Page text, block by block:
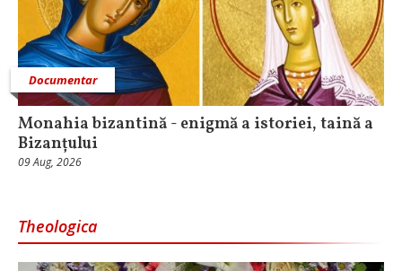
Documentar
Monahia bizantină - enigmă a istoriei, taină a
Bizanțului
09 Aug, 2026
Theologica